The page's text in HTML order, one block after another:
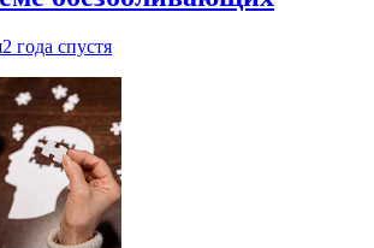
2 года спустя